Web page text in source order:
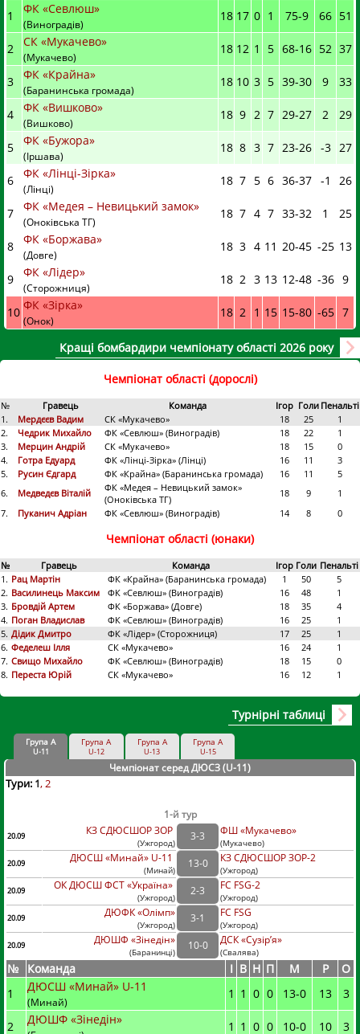
1
ФК «Севлюш»
(Виноградів)
18 17 0 1 75-9 66 51
2 СК «Мукачево»
(Мукачево)
18 12 1 5 68-16 52 37
3 ФК «Крайна»
(Баранинська громада)
18 10 3 5 39-30 9 33
4 ФК «Вишково»
(Вишково)
18 9 2 7 29-27 2 29
5 ФК «Бужора»
(Іршава)
18 8 3 7 23-26 -3 27
6 ФК «Лінці-Зірка»
(Лінці)
18 7 5 6 36-37 -1 26
7 ФК «Медея – Невицький замок»
(Оноківська ТГ)
18 7 4 7 33-32 1 25
8 ФК «Боржава»
(Довге)
18 3 4 11 20-45 -25 13
9 ФК «Лідер»
(Сторожниця)
18 2 3 13 12-48 -36 9
10 ФК «Зірка»
(Онок)
18 2 1 15 15-80 -65 7
Кращі бомбардири чемпіонату області 2026 року
Чемпіонат області (дорослі)
№ Гравець Команда Ігор Голи Пенальті
1.
Мердєєв Вадим СК «Мукачево» 18 25
1
2.
Чедрик Михайло ФК «Севлюш» (Виноградів) 18 22
1
3.
Мерцин Андрій СК «Мукачево» 18 15
0
4.
Готра Едуард ФК «Лінці-Зірка» (Лінці) 16 11
3
5.
Русин Єдгард ФК «Крайна» (Баранинська громада) 16 11
5
6.
Медведєв Віталій
ФК «Медея – Невицький замок»
(Оноківська ТГ)
18 9
1
7.
Пуканич Адріан ФК «Севлюш» (Виноградів) 14 8 0
Чемпіонат області (юнаки)
№ Гравець Команда Ігор Голи Пенальті
1. Рац Мартін ФК «Крайна» (Баранинська громада) 1 50
5
2. Василинець Максим ФК «Севлюш» (Виноградів) 16 48
1
3. Бровдій Артем ФК «Боржава» (Довге) 18 35
4
4. Поган Владислав ФК «Севлюш» (Виноградів) 16 25
1
5. Дідик Дмитро ФК «Лідер» (Сторожниця) 17 25
1
6. Феделеш Ілля СК «Мукачево» 16 24
1
7. Свищо Михайло ФК «Севлюш» (Виноградів) 18 15
0
8. Переста Юрій СК «Мукачево» 16 12 1
Турнірні таблиці
Група А
U-11
Група А
U-12
Група А
U-13
Група А
U-15
Чемпіонат серед ДЮСЗ (U-11)
Тури: 1 2
1-й тур
20.09 КЗ СДЮСШОР ЗОР
(Ужгород)
3-3 ФШ «Мукачево»
(Мукачево)
20.09
ДЮСШ «Минай» U-11
(Минай)
13-0 КЗ СДЮСШОР ЗОР-2
(Ужгород)
20.09
ОК ДЮСШ ФСТ «Україна»
(Ужгород)
2-3 FC FSG-2
(Ужгород)
20.09
ДЮФК «Олімп»
(Ужгород)
3-1 FC FSG
(Ужгород)
20.09
ДЮШФ «Зінедін»
(Баранинці)
10-0 ДСК «Сузір’я»
(Свалява)
№ Команда I В Н П М Р
О
1
ДЮСШ «Минай» U-11
(Минай)
1 1 0 0 13-0 13 3
2 ДЮШФ «Зінедін» 1 1 0 0 10-0 10 3